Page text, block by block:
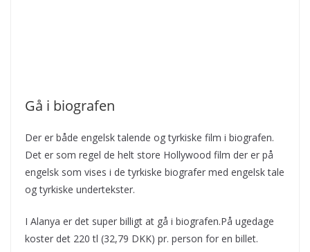
Gå i biografen
Der er både engelsk talende og tyrkiske film i biografen.
Det er som regel de helt store Hollywood film der er på
engelsk som vises i de tyrkiske biografer med engelsk tale
og tyrkiske undertekster.
I Alanya er det super billigt at gå i biografen.På ugedage
koster det 220 tl (32,79 DKK) pr. person for en billet.